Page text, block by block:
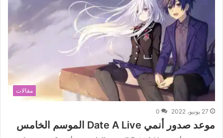
مقالات
27 يونيو، 2022 0
موعد صدور أنمي Date A Live الموسم الخامس